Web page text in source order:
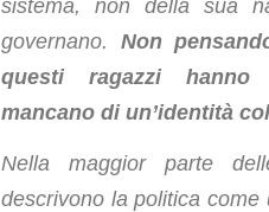
sistema, non della sua
governano. Non
questi ragazzi hanno
mancano di un’identità
Nella maggior parte
descrivono la politica